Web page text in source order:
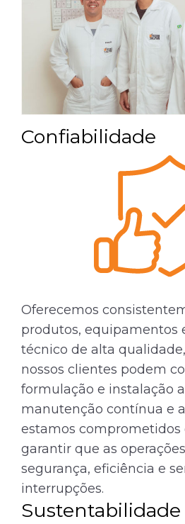
Confiabilidade
Oferecemos
produtos, equipamentos
técnico de alta
nossos clientes podem
formulação e instalação
manutenção contínua e
estamos comprometidos
garantir que as
segurança, eficiência e
interrupções.
Sustentabilidade